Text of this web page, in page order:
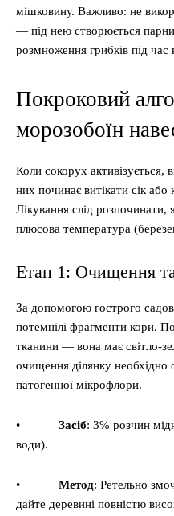
мішковину. Важливо: не
— під нею створюється
розмноження грибків під час
Покроковий
морозобоїн
Коли сокорух активізується,
них починає витікати сік або
Лікування слід розпочинати,
плюсова температура
Етап 1: Очищення та
За допомогою гострого
потемнілі фрагменти кори.
тканини — вона має світло-
очищення ділянку
патогенної мікрофлори.
• Засіб: 3% розчин
води).
• Метод: Ретельно
дайте деревині повністю